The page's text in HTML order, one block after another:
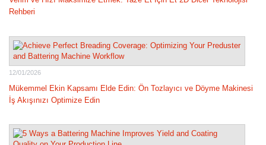
Rehberi
12/01/2026
Mükemmel Ekin Kapsamı Elde Edin: Ön Tozlayıcı ve Döyme Makinesi
İş Akışınızı Optimize Edin